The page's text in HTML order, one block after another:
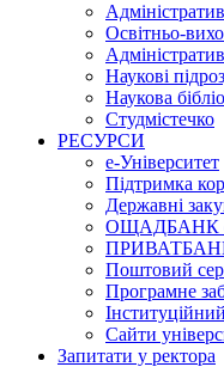
Освітньо-
Наукові
Наукова
Студмістечко
РЕСУРСИ
е-Університет
Підтримка
Державні
ОЩАДБАНК
Поштовий
Програмне
Сайти
Запитати у ректора